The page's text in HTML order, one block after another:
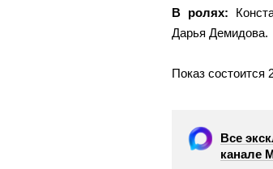
В ролях:
Дарья Демидова.
Показ состоится
Все
канале